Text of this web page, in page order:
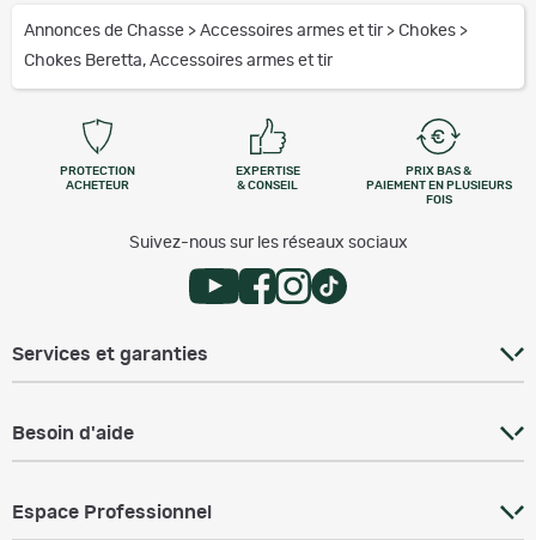
Annonces de Chasse > Accessoires armes et tir > Chokes >
Chokes Beretta, Accessoires armes et tir
PROTECTION
ACHETEUR
EXPERTISE
& CONSEIL
PRIX BAS &
PAIEMENT EN PLUSIEURS
FOIS
Suivez-nous sur les réseaux sociaux
Services et garanties
Besoin d'aide
Espace Professionnel